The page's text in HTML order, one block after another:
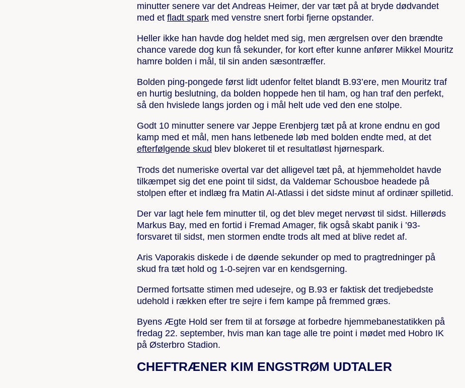
minutter senere var det Andreas Heimer, der var tæt på at bryde dødvandet
med et fladt spark med venstre snert forbi fjerne opstander.
Heller ikke han havde dog heldet med sig, men ærgrelsen over den brændte
chance varede dog kun få sekunder, for kort efter kunne anfører Mikkel Mouritz
hamre bolden i mål, til sin anden sæsontræffer.
Bolden ping-pongede først lidt udenfor feltet blandt B.93’ere, men Mouritz traf
en hurtig beslutning, da bolden hoppede hen til ham, og han traf den perfekt,
så den hvislede langs jorden og i mål helt ude ved den ene stolpe.
Godt 10 minutter senere var Jeppe Erenbjerg tæt på at krone endnu en god
kamp med et mål, men hans letbenede løb med bolden endte med, at det
efterfølgende skud blev blokeret til et resultatløst hjørnespark.
Trods det numeriske overtal var det alligevel tæt på, at hjemmeholdet havde
tilkæmpet sig det ene point til sidst, da Valdemar Schousboe headede på
stolpen efter et indlæg fra Matin Al-Atlassi i det sidste minut af ordinær spilletid.
Der var lagt hele fem minutter til, og det blev meget nervøst til sidst. Hillerøds
Markus Bay, med en fortid i Fremad Amager, fik også skabt panik i ’93-
forsvaret til sidst, men stormen endte trods alt med at blive redet af.
Aris Vaporakis diskede i de døende sekunder op med to pragtredninger på
skud fra tæt hold og 1-0-sejren var en kendsgerning.
Dermed fortsatte stimen med udesejre, og B.93 er faktisk det tredjebedste
udehold i rækken efter tre sejre i fem kampe på fremmed græs.
Byens Ægte Hold ser frem til at forsøge at forbedre hjemmebanestatikken på
fredag 22. september, hvis man kan tage alle tre point i mødet med Hobro IK
på Østerbro Stadion.
CHEFTRÆNER KIM ENGSTRØM UDTALER